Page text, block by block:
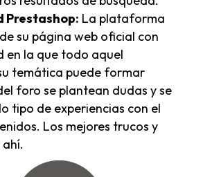
Prestashop: La plataforma
su página web oficial con
en la que todo aquel
temática puede formar
foro se plantean dudas y se
tipo de experiencias con el
Los mejores trucos y